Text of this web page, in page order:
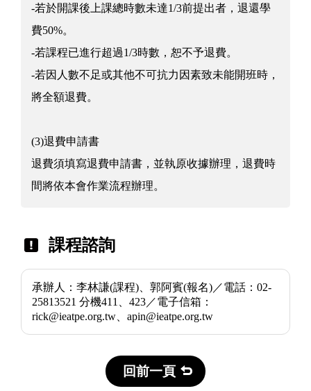
-若於開課後上課總時數未達1/3前提出者，退還學
費50%。
-若課程已進行超過1/3時數，恕不予退費。
-若因人數不足或其他不可抗力因素致未能開班時，
將全額退費。
(3)退費申請書
退費須填寫退費申請書，並執原收據辦理，退費時
間將依本會作業流程辦理。
課程諮詢
承辦人：李林謙(課程)、郭阿賓(報名)／電話：02-
25813521 分機411、423／電子信箱：
rick@ieatpe.org.tw、apin@ieatpe.org.tw
回前一頁